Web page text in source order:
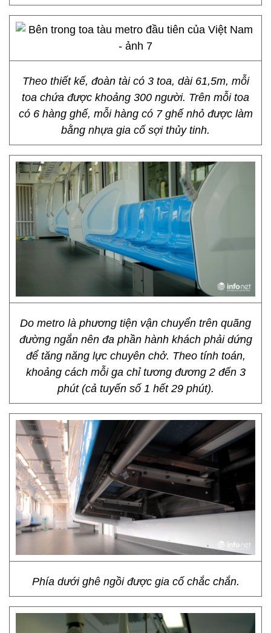
Theo thiết kế, đoàn tài có 3 toa, dài 61,5m, mỗi
toa chứa được khoảng 300 người. Trên mỗi toa
có 6 hàng ghế, mỗi hàng có 7 ghế nhỏ được làm
bằng nhựa gia cố sợi thủy tinh.
Do metro là phương tiện vận chuyển trên quãng
đường ngắn nên đa phần hành khách phải dứng
để tăng năng lực chuyên chở. Theo tính toán,
khoảng cách mỗi ga chỉ tương đương 2 đến 3
phút (cả tuyến số 1 hết 29 phút).
Phía dưới ghê ngồi được gia cố chắc chắn.